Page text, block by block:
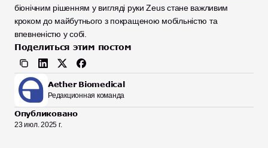
біонічним рішенням у вигляді руки Zeus стане важливим
кроком до майбутнього з покращеною мобільністю та
впевненістю у собі.
Поделиться этим постом
Aether Biomedical
Редакционная команда
Опубликовано
23 июл. 2025 г.